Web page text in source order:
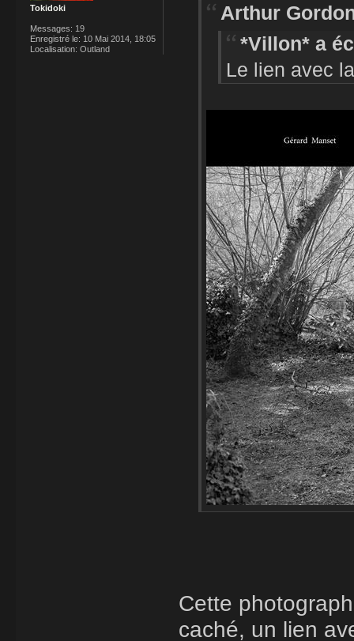
Arthur
*Villon* a
Le lien avec
Cette
caché, un lien
Tokidoki
Messages: 19
Enregistré le: 10 Mai 2014, 18:05
Localisation: Outland